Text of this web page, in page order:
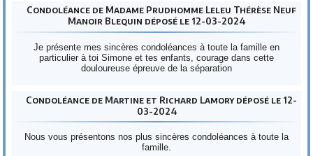
Condoléance de Madame Prudhomme Leleu Thérèse Neuf
Manoir Blequin déposé le 12-03-2024
Je présente mes sincères condoléances à toute la famille en
particulier à toi Simone et tes enfants, courage dans cette
douloureuse épreuve de la séparation
Condoléance de Martine et Richard Lamory déposé le 12-
03-2024
Nous vous présentons nos plus sincères condoléances à toute la
famille.